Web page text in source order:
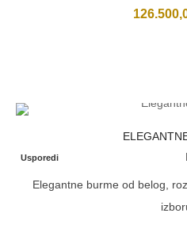
Usporedi
Elegantne burme od belog,